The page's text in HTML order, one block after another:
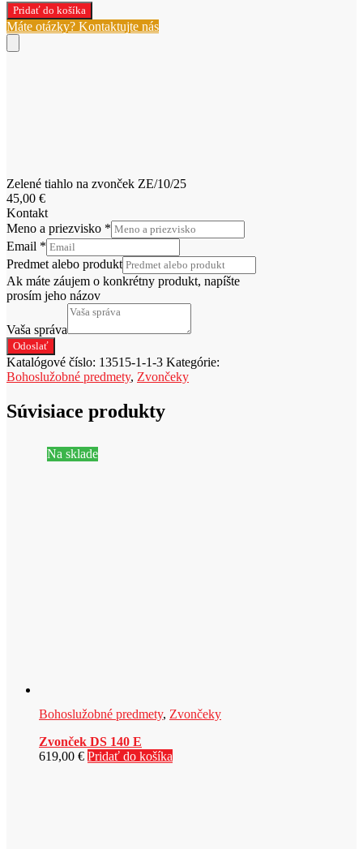
množstvo
Zelené
tiahlo
na
Pridať do košíka
Máte otázky? Kontaktujte nás
Zelené tiahlo na zvonček ZE/10/25
45,00 €
Kontakt
Meno a priezvisko *
Email *
Predmet alebo produkt
Ak máte záujem o konkrétny produkt, napíšte
prosím jeho názov
Vaša správa
Odoslať
Katalógové číslo: 13515-1-1-3 Kategórie:
Bohoslužobné predmety, Zvončeky
Súvisiace produkty
Na sklade
Bohoslužobné predmety, Zvončeky
Zvonček DS 140 E
619,00 € Pridať do košíka